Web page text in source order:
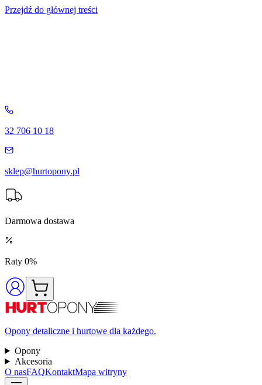
Przejdź do głównej treści
32 706 10 18
sklep@hurtopony.pl
Darmowa dostawa
Raty 0%
Opony detaliczne i hurtowe dla każdego.
Opony
Akcesoria
O nasFAQKontaktMapa witryny